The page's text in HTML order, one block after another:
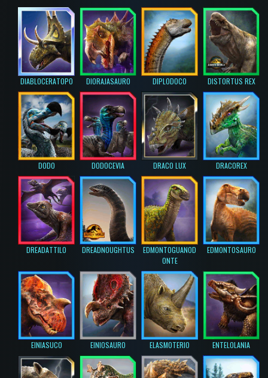
DIABLOCERATOPO DIORAJASAURO DIPLODOCO DISTORTUS REX
DODO DODOCEVIA DRACO LUX DRACOREX
DREADATTILO DREADNOUGHTUS
EDMONTOGUANOD
ONTE
EDMONTOSAURO
EINIASUCO EINIOSAURO ELASMOTERIO ENTELOLANIA